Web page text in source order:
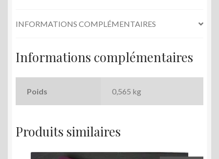
INFORMATIONS COMPLÉMENTAIRES
Informations complémentaires
Poids 0,565 kg
Produits similaires